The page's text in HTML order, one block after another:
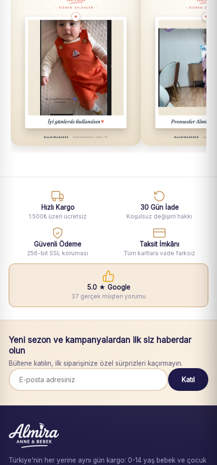
Hızlı Kargo
1.500₺ üzeri ücretsiz
30 Gün İade
Koşulsuz değişim hakkı
Güvenli Ödeme
256-bit SSL koruması
Taksit İmkânı
Tüm kartlara vade farksız
5.0 ★ Google
37 gerçek müşteri yorumu
Yeni sezon ve kampanyalardan ilk siz haberdar
olun
Bültene katılın, ilk siparişinize özel sürprizleri kaçırmayın.
Katıl
Türkiye'nin her yerine aynı gün kargo: 0-14 yaş bebek ve çocuk